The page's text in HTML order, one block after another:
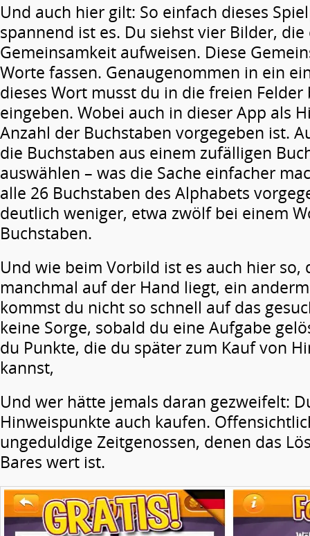
Und auch hier gilt: So einfach dieses
spannend ist es. Du siehst vier Bilder, die
Gemeinsamkeit aufweisen. Diese
Worte fassen. Genaugenommen in ein
dieses Wort musst du in die freien
eingeben. Wobei auch in dieser App als
Anzahl der Buchstaben vorgegeben ist.
die Buchstaben aus einem zufälligen
auswählen – was die Sache einfacher
alle 26 Buchstaben des Alphabets
deutlich weniger, etwa zwölf bei einem
Buchstaben.
Und wie beim Vorbild ist es auch hier so,
manchmal auf der Hand liegt, ein
kommst du nicht so schnell auf das
keine Sorge, sobald du eine Aufgabe
du Punkte, die du später zum Kauf von
kannst,
Und wer hätte jemals daran gezweifelt:
Hinweispunkte auch kaufen.
ungeduldige Zeitgenossen, denen das
Bares wert ist.